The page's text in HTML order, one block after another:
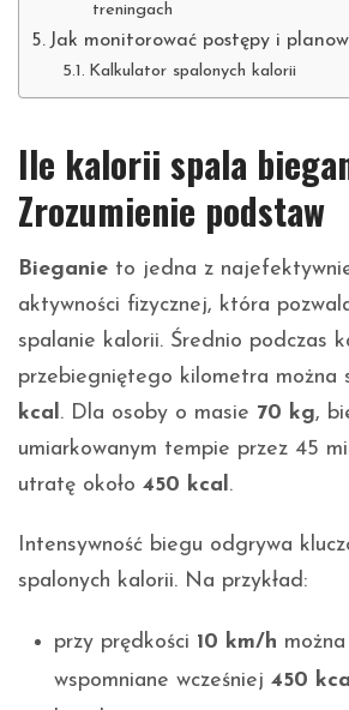
treningach
Jak monitorować postępy i
Kalkulator spalonych kalorii
Ile kalorii spala
Zrozumienie podstaw
Bieganie to jedna z
aktywności fizycznej, która
spalanie kalorii. Średnio podczas
przebiegniętego kilometra można
kcal. Dla osoby o masie 70 kg,
umiarkowanym tempie przez 45
utratę około 450 kcal.
Intensywność biegu odgrywa
spalonych kalorii. Na przykład:
przy prędkości 10 km/h
wspomniane wcześniej 450